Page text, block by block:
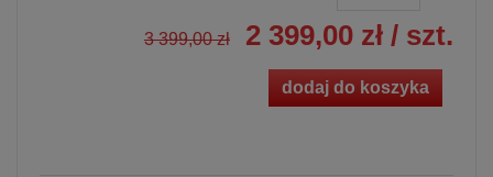
3 399,00 zł 2 399,00 zł / szt.
dodaj do koszyka